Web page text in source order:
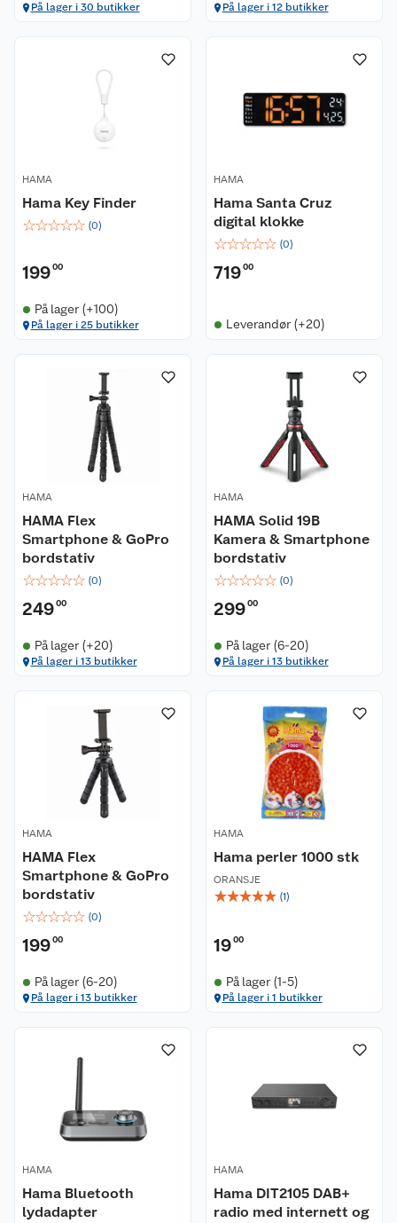
På lager i 30 butikker På lager i 12 butikker
HAMA
Hama Key Finder
☆☆☆☆☆ (0)
19900
På lager (+100)
På lager i 25 butikker
HAMA
Hama Santa Cruz
digital klokke
☆☆☆☆☆ (0)
71900
Leverandør (+20)
HAMA
HAMA Flex
Smartphone & GoPro
bordstativ
☆☆☆☆☆ (0)
24900
På lager (+20)
På lager i 13 butikker
HAMA
HAMA Solid 19B
Kamera & Smartphone
bordstativ
☆☆☆☆☆ (0)
29900
På lager (6-20)
På lager i 13 butikker
HAMA
HAMA Flex
Smartphone & GoPro
bordstativ
☆☆☆☆☆ (0)
19900
På lager (6-20)
På lager i 13 butikker
HAMA
Hama perler 1000 stk
ORANSJE
☆☆☆☆☆ (1)
1900
På lager (1-5)
På lager i 1 butikker
HAMA
Hama Bluetooth
lydadapter
HAMA
Hama DIT2105 DAB+
radio med internett og
Om oss
Våre butikker
Våre merkevarer
Coop kjeder
Ledige stillinger
Kontakt oss
Reklamasjon og garanti
Ofte stilte spørsmål
Betalingsalternativer
Leveringsalternativer
Åpent kjøp